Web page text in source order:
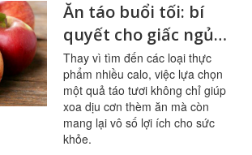
Ăn táo buổi tối: bí
quyết cho giấc ngủ
ngon, hệ tiêu hóa
khỏe mạnh
Thay vì tìm đến các loại thực
phẩm nhiều calo, việc lựa chọn
một quả táo tươi không chỉ giúp
xoa dịu cơn thèm ăn mà còn
mang lại vô số lợi ích cho sức
khỏe.